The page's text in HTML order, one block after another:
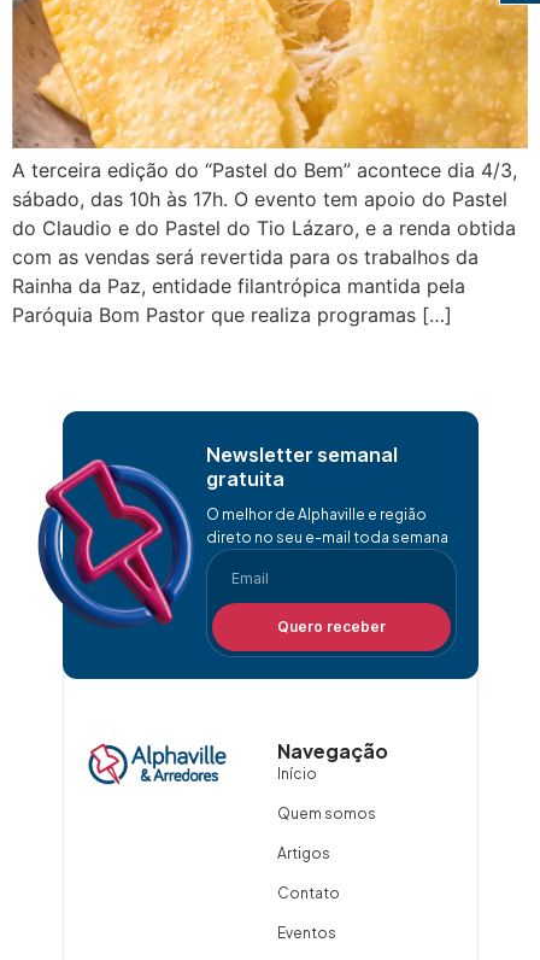
A terceira edição do “Pastel do Bem” acontece dia 4/3,
sábado, das 10h às 17h. O evento tem apoio do Pastel
do Claudio e do Pastel do Tio Lázaro, e a renda obtida
com as vendas será revertida para os trabalhos da
Rainha da Paz, entidade filantrópica mantida pela
Paróquia Bom Pastor que realiza programas […]
Newsletter semanal
gratuita
O melhor de Alphaville e região
direto no seu e-mail toda semana
Quero receber
Navegação
Início
Quem somos
Artigos
Contato
Eventos